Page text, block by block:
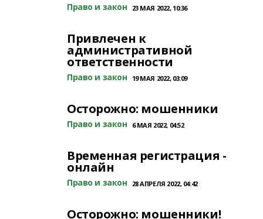
Право и закон 23 МАЯ 2022, 10:36
Привлечен к
административной
ответственности
Право и закон 19 МАЯ 2022, 03:09
Осторожно: мошенники
Право и закон 6 МАЯ 2022, 04:52
Временная регистрация -
онлайн
Право и закон 28 АПРЕЛЯ 2022, 04:42
Осторожно: мошенники!